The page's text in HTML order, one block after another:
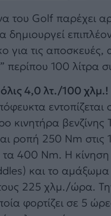
του Golf παρέχει
δημιουργεί
για τις
100 λίτρα
4,0 λτ./100 χλμ.!
κινητήρα
250 Nm στις
400 Nm. H
και το
τους 225 χλμ./ώρα.
φορτίζει σε 5